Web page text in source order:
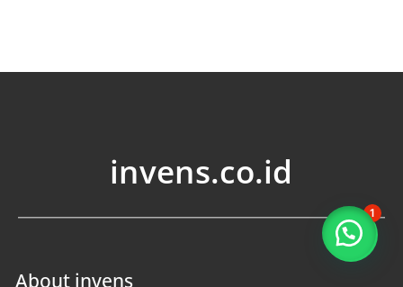
invens.co.id
About invens
1